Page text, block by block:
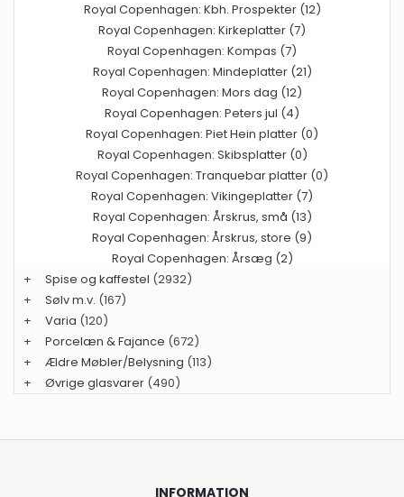
Royal Copenhagen: Kbh. Prospekter (12)
Royal Copenhagen: Kirkeplatter (7)
Royal Copenhagen: Kompas (7)
Royal Copenhagen: Mindeplatter (21)
Royal Copenhagen: Mors dag (12)
Royal Copenhagen: Peters jul (4)
Royal Copenhagen: Piet Hein platter (0)
Royal Copenhagen: Skibsplatter (0)
Royal Copenhagen: Tranquebar platter (0)
Royal Copenhagen: Vikingeplatter (7)
Royal Copenhagen: Årskrus, små (13)
Royal Copenhagen: Årskrus, store (9)
Royal Copenhagen: Årsæg (2)
+
Spise og kaffestel (2932)
+
Sølv m.v. (167)
+
Varia (120)
+
Porcelæn & Fajance (672)
+
Ældre Møbler/Belysning (113)
+
Øvrige glasvarer (490)
INFORMATION